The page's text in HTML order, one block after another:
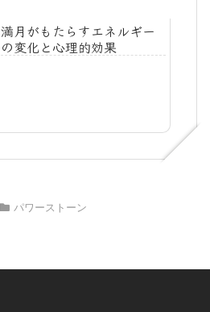
満月がもたらすエネルギー
の変化と心理的効果
パワーストーン